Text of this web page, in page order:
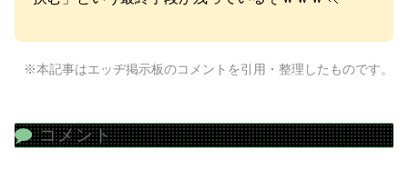
※本記事はエッヂ掲示板のコメントを引用・整理したものです。
コメント